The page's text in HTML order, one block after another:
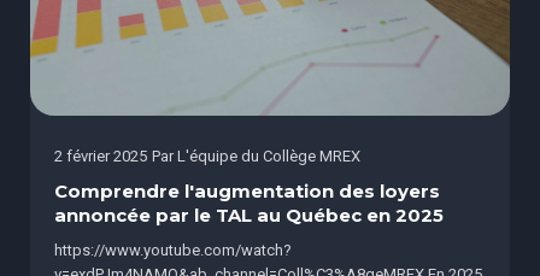
2 février 2025 Par L'équipe du Collège MREX
Comprendre l'augmentation des loyers
annoncée par le TAL au Québec en 2025
https://www.youtube.com/watch?